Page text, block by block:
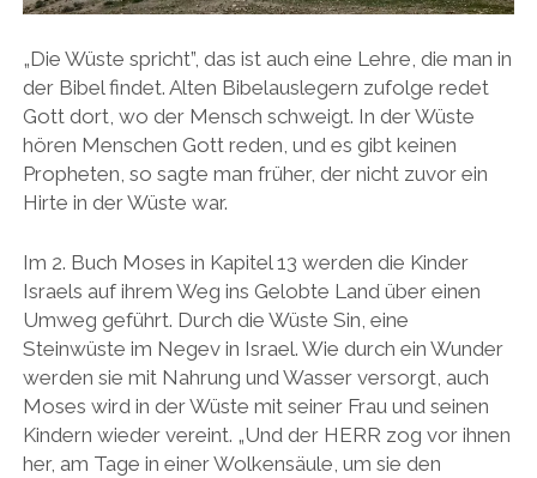
„Die Wüste spricht”, das ist auch eine Lehre, die man in
der Bibel findet. Alten Bibelauslegern zufolge redet
Gott dort, wo der Mensch schweigt. In der Wüste
hören Menschen Gott reden, und es gibt keinen
Propheten, so sagte man früher, der nicht zuvor ein
Hirte in der Wüste war.
Im 2. Buch Moses in Kapitel 13 werden die Kinder
Israels auf ihrem Weg ins Gelobte Land über einen
Umweg geführt. Durch die Wüste Sin, eine
Steinwüste im Negev in Israel. Wie durch ein Wunder
werden sie mit Nahrung und Wasser versorgt, auch
Moses wird in der Wüste mit seiner Frau und seinen
Kindern wieder vereint. „Und der HERR zog vor ihnen
her, am Tage in einer Wolkensäule, um sie den